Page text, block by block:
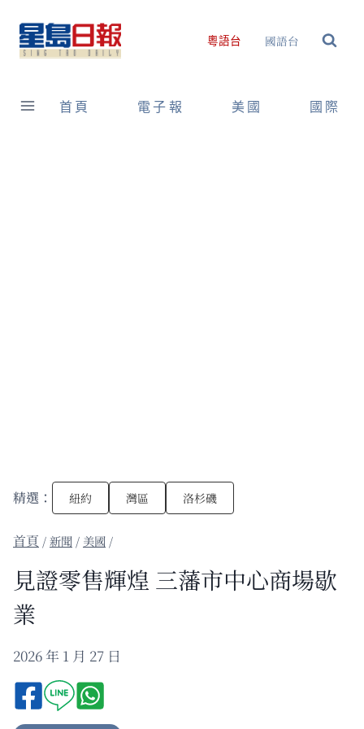
content
粵語台 國語台
首頁 電子報 美國 國際
精選： 紐約 灣區 洛杉磯
/新聞 / 美國 /
見證零售輝煌 三藩市中心商場歇
業
2026 年 1 月 27 日